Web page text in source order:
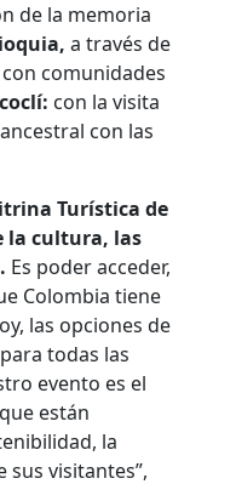
de la memoria
a través de
comunidades
con la visita
con las
Turística de
la cultura, las
Es poder acceder,
Colombia tiene
las opciones de
todas las
evento es el
están
la
sus visitantes”,